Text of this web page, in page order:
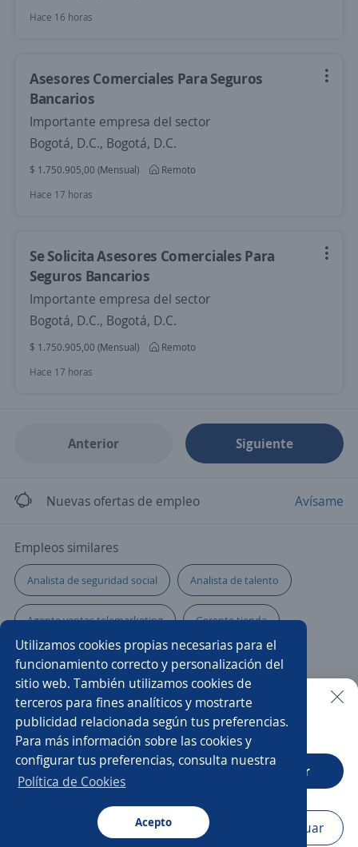
Utilizamos cookies propias necesarias para el
funcionamiento correcto y personalización del
sitio web. También utilizamos cookies de
terceros para fines analíticos y mostrarte
publicidad relacionada según tus preferencias.
Para más información sobre las cookies y
configurar tus preferencias, consulta nuestra
Política de Cookies
Acepto
Hace 16 horas
Asesores Comerciales Para Seguros
Bancarios
Importante empresa del sector
Bogotá, D.C., Bogotá, D.C.
$ 1.750.905,00 (Mensual)
Remoto
Hace 17 horas
Se Solicita Asesores Comerciales Para
Seguros Bancarios
Importante empresa del sector
Bogotá, D.C., Bogotá, D.C.
$ 1.750.905,00 (Mensual)
Remoto
Hace 17 horas
Anterior Siguiente
Nuevas ofertas de empleo Avísame
Empleos similares
Analista de seguridad social Analista de talento
Agente ventas telemarketing Gerente tienda
Telecomunicaciones Analista de soporte
Analista de logística Promotor/a de cambaceo
Asesor/a comercial agencia de viajes Analista comercial
Asesor seguridad Asistente comercial
Asesor/a financiero externo Técnico/a de soporte
Buscar es más fácil en la app
CT App Abrir
Navegador Continuar